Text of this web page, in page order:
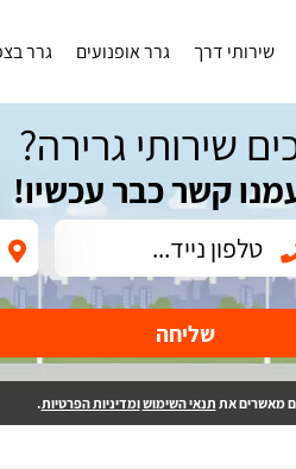
שירותי דרך גרר אופנועים גרר
שירותי גרירה?
קשר כבר עכשיו!
שליחה
מאשרים את תנאי השימושומדיניות הפרטיות.